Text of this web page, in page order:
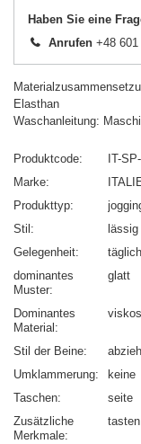
Haben Sie eine
Anrufen +48
Elasthan
Waschanleitung:
Produktcode
IT-
Marke
Produkttyp
Stil
lässig
Gelegenheit
täglich
dominantes
Muster
glatt
Dominantes
Material
Stil der Beine
Umklammerung
keine
Taschen
seite
Zusätzliche
Merkmale
tasten